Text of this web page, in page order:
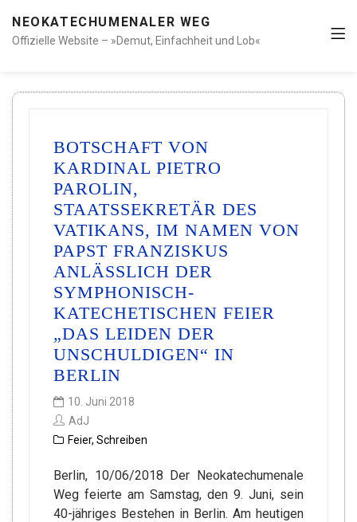
NEOKATECHUMENALER WEG
Offizielle Website – »Demut, Einfachheit und Lob«
BOTSCHAFT VON
KARDINAL PIETRO
PAROLIN,
STAATSSEKRETÄR DES
VATIKANS, IM NAMEN VON
PAPST FRANZISKUS
ANLÄSSLICH DER
SYMPHONISCH-
KATECHETISCHEN FEIER
„DAS LEIDEN DER
UNSCHULDIGEN“ IN
BERLIN
10. Juni 2018
AdJ
Feier, Schreiben
Berlin, 10/06/2018 Der Neokatechumenale
Weg feierte am Samstag, den 9. Juni, sein
40-jähriges Bestehen in Berlin. Am heutigen